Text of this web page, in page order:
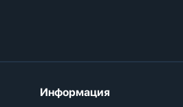
Информация